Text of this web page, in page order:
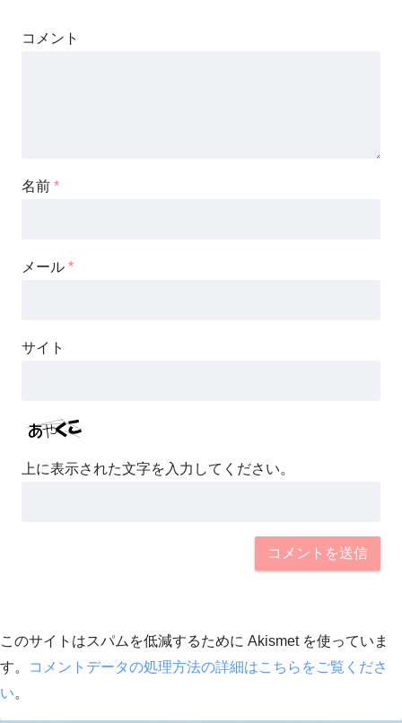
コメント
名前 *
メール *
サイト
上に表示された文字を入力してください。
このサイトはスパムを低減するために Akismet を使っていま
す。
コメントデータの処理方法の詳細はこちらをご覧くださ
い。